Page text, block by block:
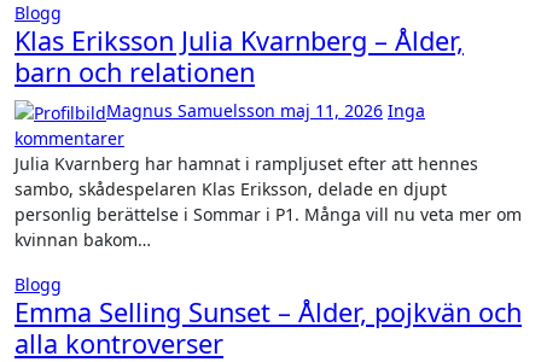
Blogg
Klas Eriksson Julia Kvarnberg – Ålder,
barn och relationen
Magnus Samuelsson maj 11, 2026 Inga
kommentarer
Julia Kvarnberg har hamnat i rampljuset efter att hennes
sambo, skådespelaren Klas Eriksson, delade en djupt
personlig berättelse i Sommar i P1. Många vill nu veta mer om
kvinnan bakom…
Blogg
Emma Selling Sunset – Ålder, pojkvän och
alla kontroverser